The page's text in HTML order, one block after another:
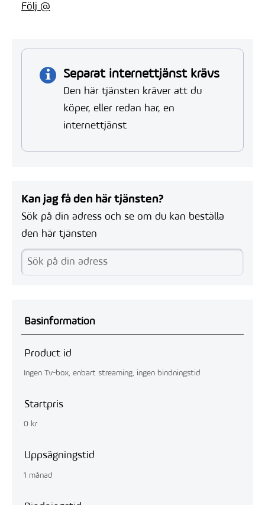
Följ @
Separat internettjänst krävs
Den här tjänsten kräver att du
köper, eller redan har, en
internettjänst
Kan jag få den här tjänsten?
Sök på din adress och se om du kan beställa
den här tjänsten
Basinformation
Product id
Ingen Tv-box, enbart streaming, ingen bindningstid
Startpris
0 kr
Uppsägningstid
1 månad